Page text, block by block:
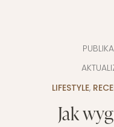
LIFESTYLE,
Jak